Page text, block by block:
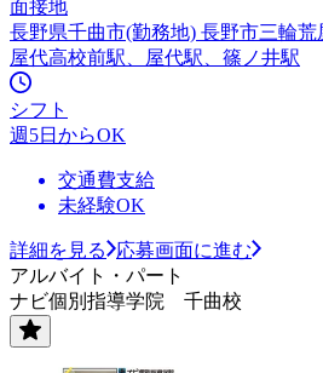
面接地
長野県千曲市(勤務地) 長野市三輪荒
屋代高校前駅、屋代駅、篠ノ井駅
シフト
週5日からOK
交通費支給
未経験OK
詳細を見る
応募画面に進む
アルバイト・パート
ナビ個別指導学院 千曲校